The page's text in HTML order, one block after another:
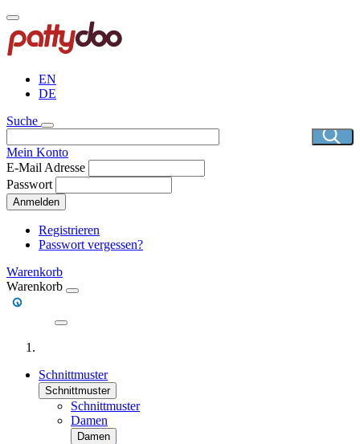
Direkt
zum
Inhalt
EN
DE
Suche
Mein Konto
E-Mail Adresse
Passwort
Anmelden
Registrieren
Passwort vergessen?
Warenkorb
Warenkorb
Schnittmuster
Schnittmuster
Schnittmuster
Damen
Damen